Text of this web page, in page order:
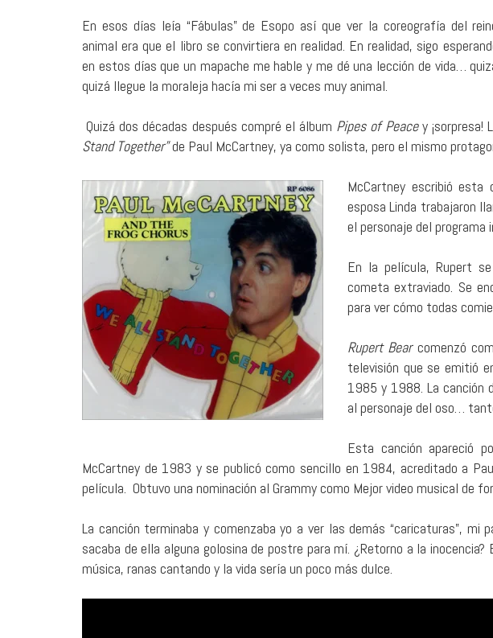
En esos días leía “Fábulas” de Esopo así que ver la coreografía del
animal era que el libro se convirtiera en realidad. En realidad, sigo
en estos días que un mapache me hable y me dé una lección de vida…
quizá llegue la moraleja hacía mi ser a veces muy animal.
Quizá dos décadas después compré el álbum Pipes of Peacey ¡sorpresa!
Stand Together”de Paul McCartney, ya como solista, pero el mismo
McCartney escribió
esposa Linda trabajaron
el personaje del
En la película, Rupert
cometa extraviado. Se
para ver cómo todas
Rupert Bearcomenzó
televisión que se emitió
1985 y 1988. La canción
al personaje del oso…
Esta canción apareció
McCartney de 1983 y se publicó como sencillo en 1984, acreditado a
película. Obtuvo una nominación al Grammy como Mejor video musical de
La canción terminaba y comenzaba yo a ver las demás “caricaturas”, mi
sacaba de ella alguna golosina de postre para mí. ¿Retorno a la
música, ranas cantando y la vida sería un poco más dulce.